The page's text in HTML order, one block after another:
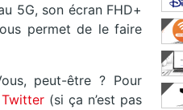
5G, son écran FHD+
permet de le faire
peut-être ? Pour
(si ça n’est pas